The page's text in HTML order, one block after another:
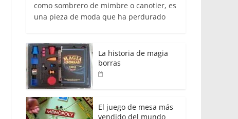
como sombrero de mimbre o canotier, es
una pieza de moda que ha perdurado
La historia de magia
borras
El juego de mesa más
vendido del mundo